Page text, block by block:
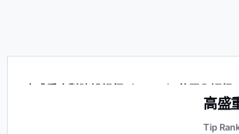
高盛重申對建設銀行（CICHF）的買入評級
高盛
Tip